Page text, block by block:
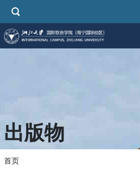
出版物
首页